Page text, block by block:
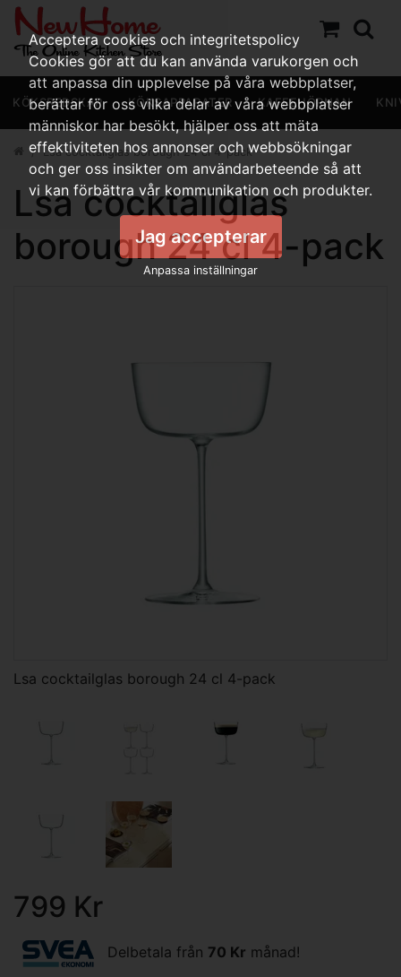
KÖKSREDSKAP KÖKSAPPARATER KAFFEHÖRNAN
Lsa cocktailglas borough 24 cl 4-pack
Lsa cocktailglas
borough 24 cl 4-pack
Lsa cocktailglas borough 24 cl 4-pack
799 Kr
Delbetala från 70 Kr månad!
Acceptera cookies och integritetspolicy
Cookies gör att du kan använda varukorgen och
att anpassa din upplevelse på våra webbplatser,
berättar för oss vilka delar av våra webbplatser
människor har besökt, hjälper oss att mäta
effektiviteten hos annonser och webbsökningar
och ger oss insikter om användarbeteende så att
vi kan förbättra vår kommunikation och produkter.
Jag accepterar
Anpassa inställningar